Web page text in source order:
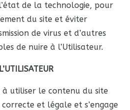
de la technologie, pour
du site et éviter
de virus et d’autres
de nuire à l’Utilisateur.
à utiliser le contenu du site
et légale et s’engage